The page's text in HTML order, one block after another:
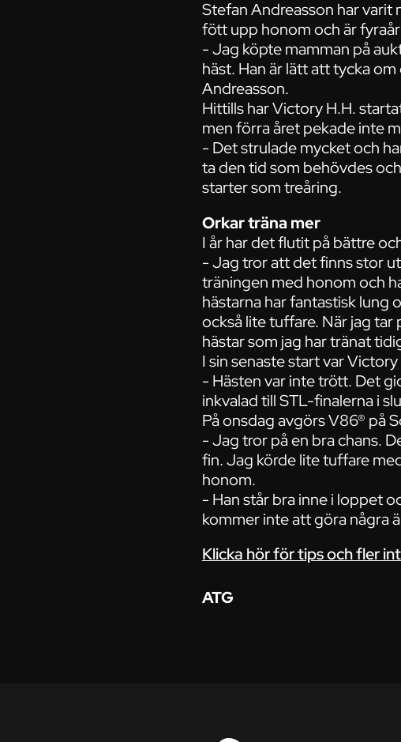
Stefan Andreasson har varit
fött upp honom och är
- Jag köpte mamman på
häst. Han är lätt att tycka
Andreasson.
Hittills har Victory H.H.
men förra året pekade inte
- Det strulade mycket och
ta den tid som behövdes
starter som treåring.
Orkar träna mer
I år har det flutit på bättre
- Jag tror att det finns stor
träningen med honom och
hästarna har fantastisk lung
också lite tuffare. När jag tar
hästar som jag har tränat
I sin senaste start var
- Hästen var inte trött. Det
inkvalad till STL-finalerna i
På onsdag avgörs V86® på
- Jag tror på en bra chans.
fin. Jag körde lite tuffare
honom.
- Han står bra inne i loppet
kommer inte att göra några
Klicka hör för tips och fler
ATG